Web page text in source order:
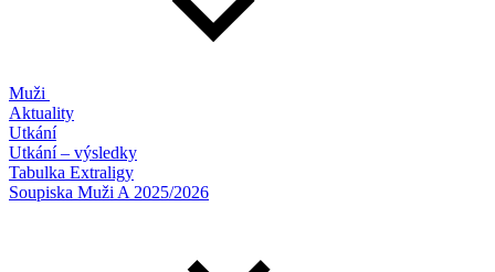
Muži
Aktuality
Utkání
Utkání – výsledky
Tabulka Extraligy
Soupiska Muži A 2025/2026